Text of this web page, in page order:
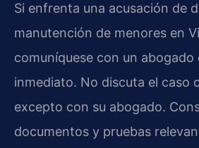
Si enfrenta una acusación de
manutención de menores en
comuníquese con un abogado
inmediato. No discuta el caso
excepto con su abogado.
documentos y pruebas